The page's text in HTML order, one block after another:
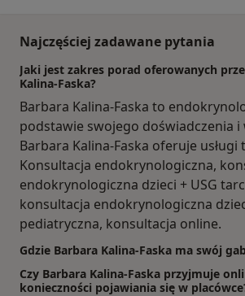
Najczęściej zadawane pytania
Jaki jest zakres porad oferowanych
Kalina-Faska?
Barbara Kalina-Faska to
podstawie swojego doświadczenia i
Barbara Kalina-Faska oferuje usługi
Konsultacja endokrynologiczna,
endokrynologiczna dzieci + USG
konsultacja endokrynologiczna
pediatryczna, konsultacja online.
Gdzie Barbara Kalina-Faska ma swój
Czy Barbara Kalina-Faska przyjmuje
konieczności pojawiania się w